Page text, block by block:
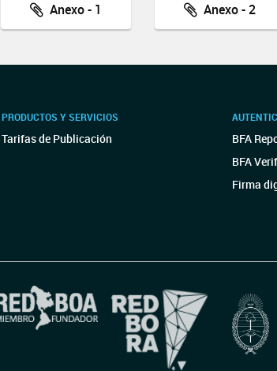
Anexo - 1 Anexo - 2
PRODUCTOS Y SERVICIOS
Tarifas de Publicación
BFA
BFA
Firma